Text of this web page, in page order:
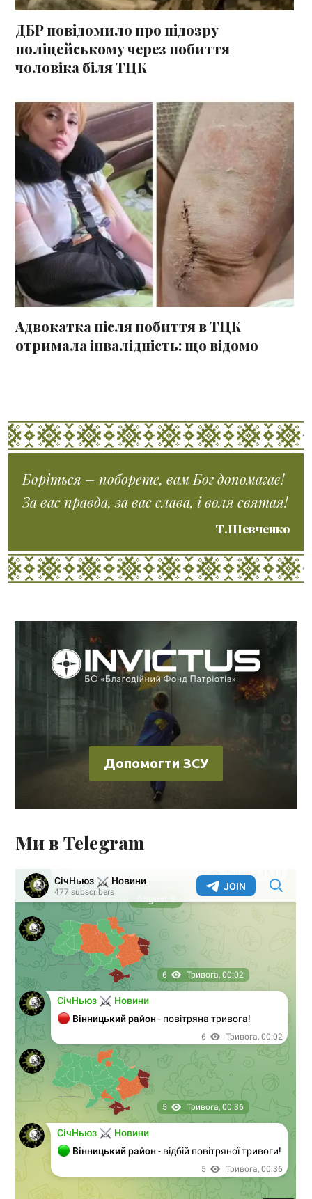
ДБР повідомило про підозру
поліцейському через побиття
чоловіка біля ТЦК
Адвокатка після побиття в ТЦК
отримала інвалідність: що відомо
Боріться – поборете, вам Бог допомагає!
За вас правда, за вас слава, і воля святая!
Т.Шевченко
Допомогти ЗСУ
Ми в Telegram